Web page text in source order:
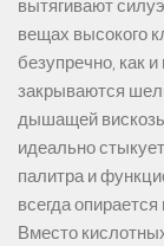
вытягивают
вещах высокого
безупречно, как
закрываются
дышащей
идеально
палитра и
всегда
Вместо